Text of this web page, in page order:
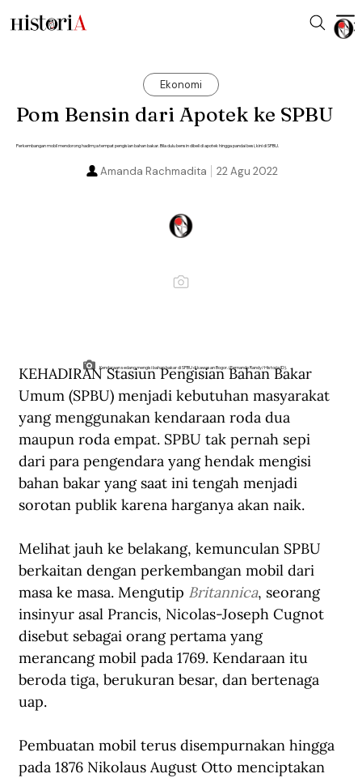
Ekonomi
Pom Bensin dari Apotek ke SPBU
Perkembangan mobil mendorong hadirnya tempat pengisian bahan bakar. Bila dulu bensin dibeli di apotek hingga pandai besi, kini di SPBU.
22 Agu 2022
Amanda Rachmadita
Kendaraan sedang mengisi bahan bakar di SPBU di kawasan Bogor. (Fernando Randy/Historia.ID).
KEHADIRAN Stasiun Pengisian Bahan Bakar
Umum (SPBU) menjadi kebutuhan masyarakat
yang menggunakan kendaraan roda dua
maupun roda empat. SPBU tak pernah sepi
dari para pengendara yang hendak mengisi
bahan bakar yang saat ini tengah menjadi
sorotan publik karena harganya akan naik.
Melihat jauh ke belakang, kemunculan SPBU
berkaitan dengan perkembangan mobil dari
masa ke masa. Mengutip Britannica, seorang
insinyur asal Prancis, Nicolas-Joseph Cugnot
disebut sebagai orang pertama yang
merancang mobil pada 1769. Kendaraan itu
beroda tiga, berukuran besar, dan bertenaga
uap.
Pembuatan mobil terus disempurnakan hingga
pada 1876 Nikolaus August Otto menciptakan